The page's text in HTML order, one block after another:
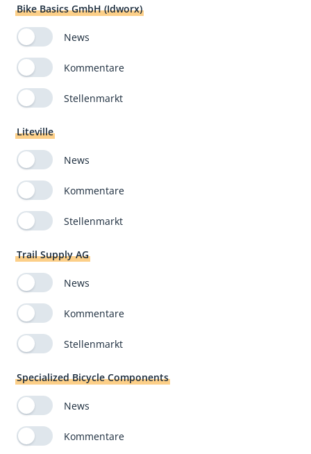
Bike Basics GmbH (Idworx)
News
Kommentare
Stellenmarkt
Liteville
News
Kommentare
Stellenmarkt
Trail Supply AG
News
Kommentare
Stellenmarkt
Specialized Bicycle Components
News
Kommentare